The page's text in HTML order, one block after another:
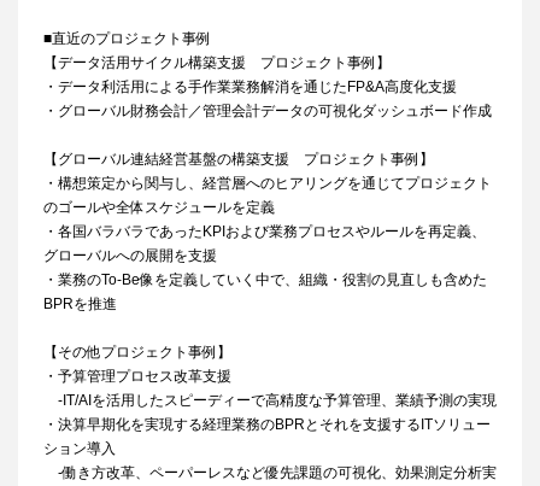
■直近のプロジェクト事例
【データ活用サイクル構築支援 プロジェクト事例】
・データ利活用による手作業業務解消を通じたFP&A高度化支援
・グローバル財務会計／管理会計データの可視化ダッシュボード作成
【グローバル連結経営基盤の構築支援 プロジェクト事例】
・構想策定から関与し、経営層へのヒアリングを通じてプロジェクト
のゴールや全体スケジュールを定義
・各国バラバラであったKPIおよび業務プロセスやルールを再定義、
グローバルへの展開を支援
・業務のTo-Be像を定義していく中で、組織・役割の見直しも含めた
BPRを推進
【その他プロジェクト事例】
・予算管理プロセス改革支援
-IT/AIを活用したスピーディーで高精度な予算管理、業績予測の実現
・決算早期化を実現する経理業務のBPRとそれを支援するITソリュー
ション導入
-働き方改革、ペーパーレスなど優先課題の可視化、効果測定分析実